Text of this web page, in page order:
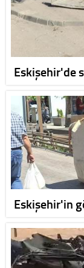
Eskişehir'de
Eskişehir'in